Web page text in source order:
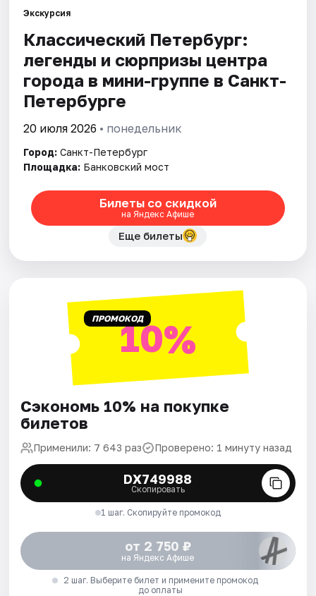
Города
Площадки
Артисты
Рейтинги
Экскурсия
Классический Петербург:
легенды и сюрпризы центра
города в мини-группе в Санкт-
Петербурге
20 июля 2026 • понедельник
Город: Санкт-Петербург
Площадка: Банковский мост
Билеты со скидкой
на Яндекс Афише
Еще билеты
ПРОМОКОД10%
Сэкономь 10% на покупке
билетов
Применили: 7 643 раз Проверено: 1 минуту назад
DX749988
Скопировать
1 шаг. Скопируйте промокод
от 2 750 ₽
на Яндекс Афише
2 шаг. Выберите билет и примените промокод
до оплаты